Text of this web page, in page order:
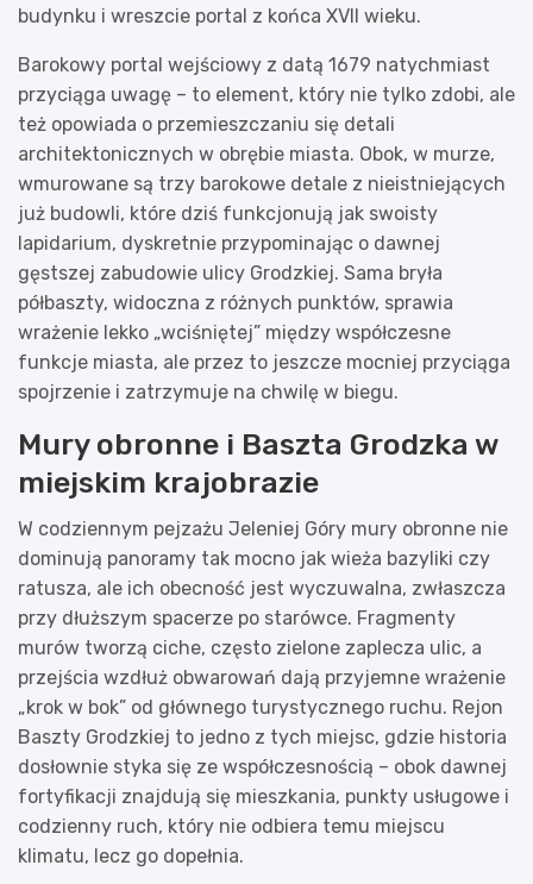
budynku i wreszcie portal z końca XVII wieku.
Barokowy portal wejściowy z datą 1679 natychmiast
przyciąga uwagę – to element, który nie tylko zdobi, ale
też opowiada o przemieszczaniu się detali
architektonicznych w obrębie miasta. Obok, w murze,
wmurowane są trzy barokowe detale z nieistniejących
już budowli, które dziś funkcjonują jak swoisty
lapidarium, dyskretnie przypominając o dawnej
gęstszej zabudowie ulicy Grodzkiej. Sama bryła
półbaszty, widoczna z różnych punktów, sprawia
wrażenie lekko „wciśniętej” między współczesne
funkcje miasta, ale przez to jeszcze mocniej przyciąga
spojrzenie i zatrzymuje na chwilę w biegu.
Mury obronne i Baszta Grodzka w
miejskim krajobrazie
W codziennym pejzażu Jeleniej Góry mury obronne nie
dominują panoramy tak mocno jak wieża bazyliki czy
ratusza, ale ich obecność jest wyczuwalna, zwłaszcza
przy dłuższym spacerze po starówce. Fragmenty
murów tworzą ciche, często zielone zaplecza ulic, a
przejścia wzdłuż obwarowań dają przyjemne wrażenie
„krok w bok” od głównego turystycznego ruchu. Rejon
Baszty Grodzkiej to jedno z tych miejsc, gdzie historia
dosłownie styka się ze współczesnością – obok dawnej
fortyfikacji znajdują się mieszkania, punkty usługowe i
codzienny ruch, który nie odbiera temu miejscu
klimatu, lecz go dopełnia.